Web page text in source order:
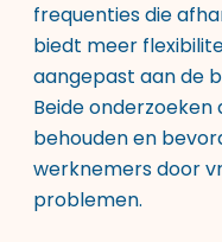
frequenties die
biedt meer
aangepast aan de
Beide
behouden en
werknemers door
problemen.